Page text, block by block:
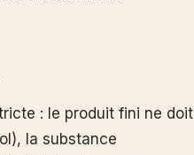
: le produit fini ne doit
la substance